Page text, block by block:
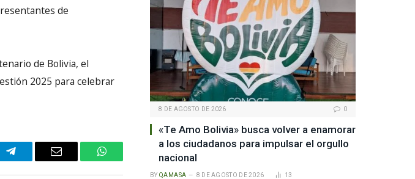
de
de Bolivia, el
2025 para celebrar
Telegram Email WhatsApp
8 DE AGOSTO DE 2026 0
«Te Amo Bolivia» busca volver a enamorar
a los ciudadanos para impulsar el orgullo
nacional
BY QAMASA 8 DE AGOSTO DE 2026 13